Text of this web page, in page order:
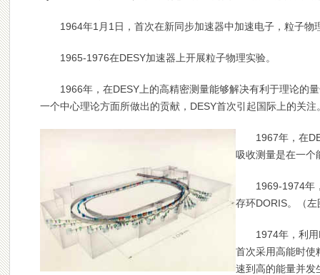
1964年1月1日，首次在新同步加速器中加速电子，粒子物
1965-1976在DESY加速器上开展粒子物理实验。
1966年，在DESY上的高精密测量能够解决有利于理论的
一个中心理论方面所做出的贡献，DESY首次引起国际上的关
1967年，在
吸收测量是在一个
1969-1974年
存环DORIS。
（
1974年，利
首次采用高能时使
速到高的能量并发